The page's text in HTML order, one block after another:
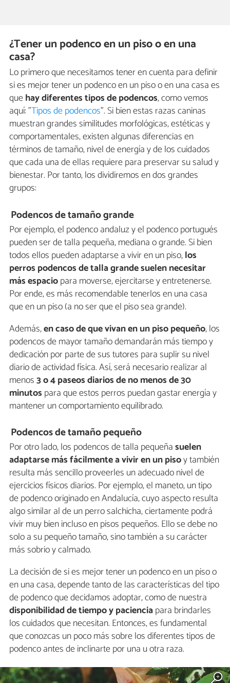
¿Tener un podenco en un piso o en una
casa?
Lo primero que necesitamos tener en cuenta para definir
si es mejor tener un podenco en un piso o en una casa es
quehay diferentes tipos de podencos, como vemos
aquí: "Tipos de podencos". Si bien estas razas caninas
muestran grandes similitudes morfológicas, estéticas y
comportamentales, existen algunas diferencias en
términos de tamaño, nivel de energía y de los cuidados
que cada una de ellas requiere para preservar su salud y
bienestar. Por tanto, los dividiremos en dos grandes
grupos:
Podencos de tamaño grande
Por ejemplo, el podenco andaluz y el podenco portugués
pueden ser de talla pequeña, mediana o grande. Si bien
todos ellos pueden adaptarse a vivir en un piso,los
perros podencos de talla grande suelen necesitar
más espaciopara moverse, ejercitarse y entretenerse.
Por ende, es más recomendable tenerlos en una casa
que en un piso (a no ser que el piso sea grande).
Además,en caso de que vivan en un piso pequeño, los
podencos de mayor tamaño demandarán más tiempo y
dedicación por parte de sus tutores para suplir su nivel
diario de actividad física. Así, será necesario realizar al
menos3 o 4 paseos diarios de no menos de 30
minutos para que estos perros puedan gastar energía y
mantener un comportamiento equilibrado.
Podencos de tamaño pequeño
Por otro lado, los podencos de talla pequeñasuelen
adaptarse más fácilmente a vivir en un pisoy también
resulta más sencillo proveerles un adecuado nivel de
ejercicios físicos diarios. Por ejemplo, el maneto, un tipo
de podenco originado en Andalucía, cuyo aspecto resulta
algo similar al de un perro salchicha, ciertamente podrá
vivir muy bien incluso en pisos pequeños. Ello se debe no
solo a su pequeño tamaño, sino también a su carácter
más sobrio y calmado.
La decisión de si es mejor tener un podenco en un piso o
en una casa, depende tanto de las características del tipo
de podenco que decidamos adoptar, como de nuestra
disponibilidad de tiempo y pacienciapara brindarles
los cuidados que necesitan. Entonces, es fundamental
que conozcas un poco más sobre los diferentes tipos de
podenco antes de inclinarte por una u otra raza.